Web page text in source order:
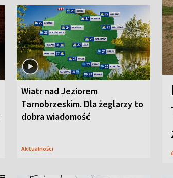
Wiatr nad Jeziorem
Tarnobrzeskim. Dla żeglarzy to
dobra wiadomość
Aktualności